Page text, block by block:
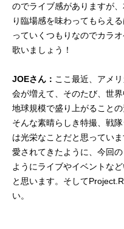
のでライブ感がありますが
り臨場感を味わってもらえ
っていくつもりなのでカラ
歌いましょう！
JOEさん： ここ最近、アメ
会が増えて、そのたび、世
地球規模で盛り上がること
そんな素晴らしき特撮、戦
は光栄なことだと思ってい
愛されてきたように、今回
ようにライブやイベントな
と思います。そして
い。